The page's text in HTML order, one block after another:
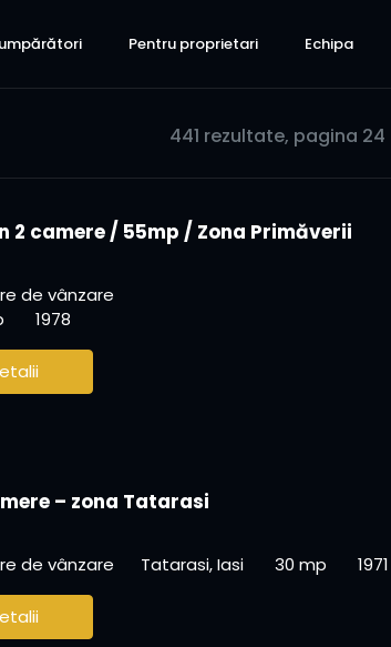
Pentru proprietari Echipa
441 rezultate, pagina
2 camere / 55mp / Zona Primăverii
de vânzare
1978
– zona Tatarasi
de vânzare Tatarasi, Iasi 30 mp 1971